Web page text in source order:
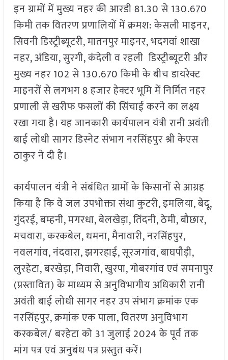
इन ग्रामों में मुख्य नहर की आरडी 81.30 से 130.670
किमी तक वितरण प्रणालियों में क्रमश: केसली माइनर,
सिवनी डिस्ट्रीब्यूटरी, मातनपुर माइनर, भदगवां शाखा
नहर, अंडिया, सुरगी, कंदेली व रहली डिस्ट्रीब्यूटरी और
मुख्य नहर 102 से 130.670 किमी के बीच डायरेक्ट
माइनरों से लगभग 8 हजार हेक्टर भूमि में निर्मित नहर
प्रणाली से खरीफ फसलों की सिंचाई करने का लक्ष्य
रखा गया है। यह जानकारी कार्यपालन यंत्री रानी अवंती
बाई लोधी सागर डिस्नेट संभाग नरसिंहपुर श्री केएस
ठाकुर ने दी है।
कार्यपालन यंत्री ने संबंधित ग्रामों के किसानों से आग्रह
किया है कि वे जल उपभोक्ता संथा कुटरी, इमलिया, बेदू,
गुंदरई, बम्हनी, मगरधा, बेलखेड़ा, तिंदनी, ठेमी, बौछार,
मचवारा, करकबेल, धमना, मैनावारी, नरसिंहपुर,
नवलगांव, नंदवारा, झगरहाई, सूरजगांव, बाघपौड़ी,
लुरहेटा, बरखेड़ा, निवारी, खुरपा, गोबरगांव एवं समनापुर
(प्रस्तावित) के माध्यम से अनुविभागीय अधिकारी रानी
अवंती बाई लोधी सागर नहर उप संभाग क्रमांक एक
नरसिंहपुर, क्रमांक एक पाला, वितरण अनुविभाग
करकबेल/ बरहेटा को 31 जुलाई 2024 के पूर्व तक
मांग पत्र एवं अनुबंध पत्र प्रस्तुत करें।